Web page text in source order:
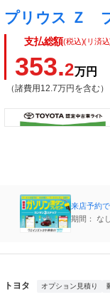
支払総額(税込)(リ済込
353.2万円
（諸費用12.7万円を含む）
来店予約
期間： なし
トヨタ オプション見積り